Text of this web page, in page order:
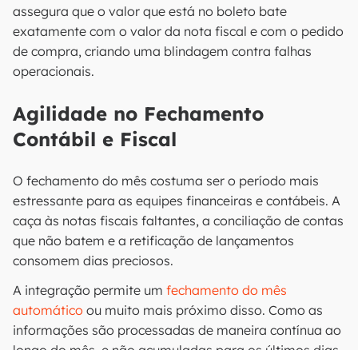
assegura que o valor que está no boleto bate
exatamente com o valor da nota fiscal e com o pedido
de compra, criando uma blindagem contra falhas
operacionais.
Agilidade no Fechamento
Contábil e Fiscal
O fechamento do mês costuma ser o período mais
estressante para as equipes financeiras e contábeis. A
caça às notas fiscais faltantes, a conciliação de contas
que não batem e a retificação de lançamentos
consomem dias preciosos.
A integração permite um fechamento do mês
automático ou muito mais próximo disso. Como as
informações são processadas de maneira contínua ao